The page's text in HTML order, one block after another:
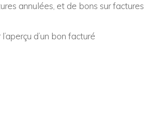
annulées, et de bons sur factures
d’un bon facturé